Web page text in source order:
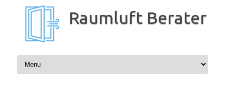
Inhalt
Raumluft Berater